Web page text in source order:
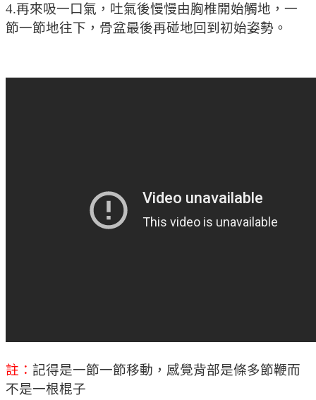
4.再來吸一口氣，吐氣後慢慢由胸椎開始觸地，一
節一節地往下，骨盆最後再碰地回到初始姿勢。
註： 記得是一節一節移動，感覺背部是條多節鞭而
不是一根棍子